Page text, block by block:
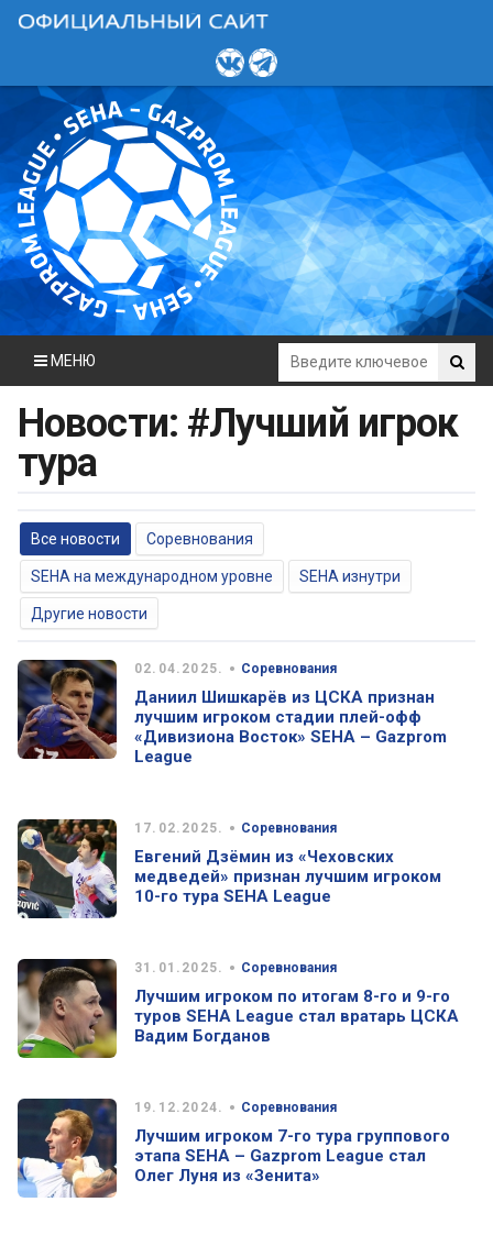
МЕНЮ
Новости: #Лучший игрок
тура
Все новости Соревнования
SEHA на международном уровне SEHA изнутри
Другие новости
02.04.2025. • Соревнования
Даниил Шишкарёв из ЦСКА признан
лучшим игроком стадии плей-офф
«Дивизиона Восток» SEHA – Gazprom
League
17.02.2025. • Соревнования
Евгений Дзёмин из «Чеховских
медведей» признан лучшим игроком
10-го тура SEHA League
31.01.2025. • Соревнования
Лучшим игроком по итогам 8-го и 9-го
туров SEHA League стал вратарь ЦСКА
Вадим Богданов
19.12.2024. • Соревнования
Лучшим игроком 7-го тура группового
этапа SEHA – Gazprom League стал
Олег Луня из «Зенита»